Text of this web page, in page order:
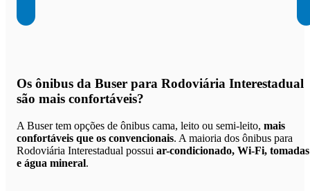
Os ônibus da Buser para Rodoviária Interestadual
são mais confortáveis?
A Buser tem opções de ônibus cama, leito ou semi-leito, mais
confortáveis que os convencionais. A maioria dos ônibus para
Rodoviária Interestadual possui ar-condicionado, Wi-Fi, tomadas
e água mineral.